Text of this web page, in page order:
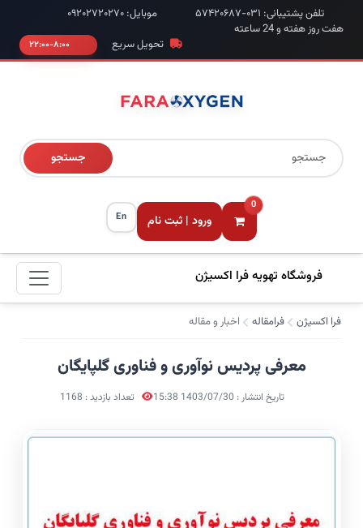
تلفن پشتیبانی: ۰۳۱-۵۷۴۲۰۶۸۷
موبایل: ۰۹۲۰۲۷۲۰۲۷۰
هفت روز هفته و 24 ساعته
تحویل سریع
جستجو
0
ورود | ثبت نام En
فروشگاه تهویه فرا اکسیژن
فرا اکسیژن فرامقاله اخبار و مقاله
معرفی پردیس نوآوری و فناوری گلپایگان
تاریخ انتشار : 1403/07/30 15:38 تعداد بازدید : 1168